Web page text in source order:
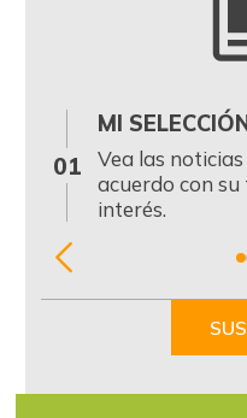
01
MI
Vea las
acuerdo con su
interés.
Item